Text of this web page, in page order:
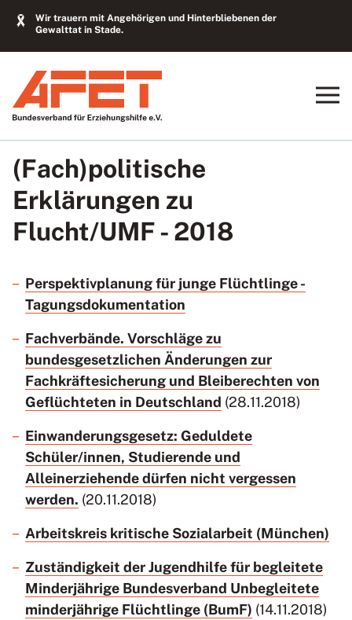
Wir trauern mit Angehörigen und Hinterbliebenen der
Gewalttat in Stade.
(Fach)politische
Erklärungen zu
Flucht/UMF - 2018
Perspektivplanung für junge Flüchtlinge -
Tagungsdokumentation
Fachverbände. Vorschläge zu
bundesgesetzlichen Änderungen zur
Fachkräftesicherung und Bleiberechten von
Geflüchteten in Deutschland (28.11.2018)
Einwanderungsgesetz: Geduldete
Schüler/innen, Studierende und
Alleinerziehende dürfen nicht vergessen
werden. (20.11.2018)
Arbeitskreis kritische Sozialarbeit (München)
Zuständigkeit der Jugendhilfe für begleitete
Minderjährige Bundesverband Unbegleitete
minderjährige Flüchtlinge (BumF) (14.11.2018)